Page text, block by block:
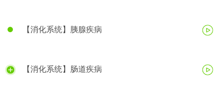
【消化系统】胰腺疾病
【消化系统】肠道疾病